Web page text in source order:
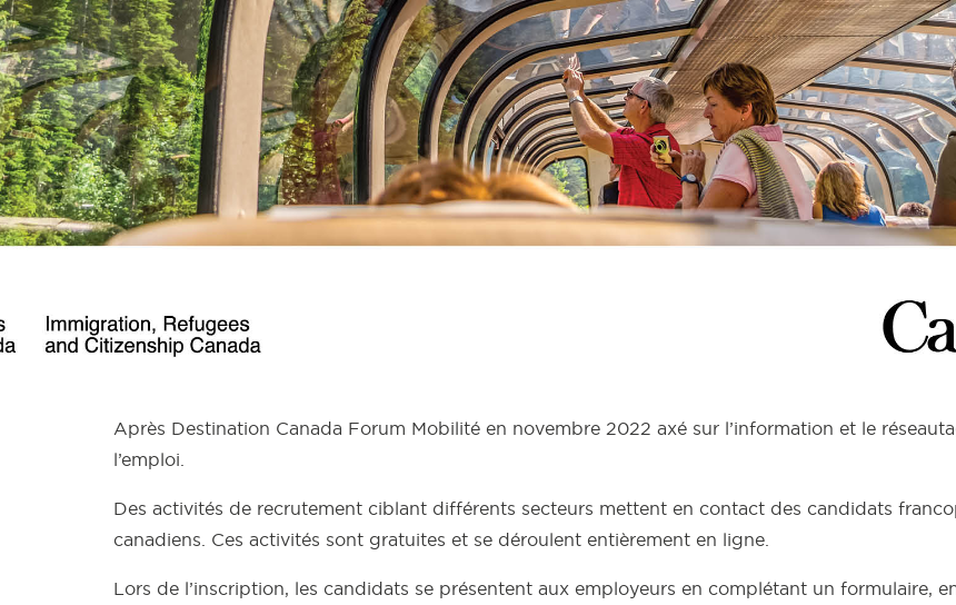
Après Destination Canada Forum Mobilité en novembre 2022 axé sur l’information et le
l’emploi.
Des activités de recrutement ciblant différents secteurs mettent en contact des candidats
canadiens. Ces activités sont gratuites et se déroulent entièrement en ligne.
Lors de l’inscription, les candidats se présentent aux employeurs en complétant un formulaire,